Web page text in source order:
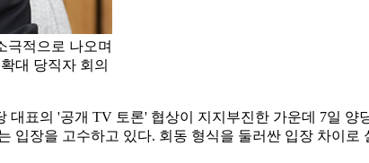
극적으로 나오며
대 당직자 회의
표의 '공개 TV 토론' 협상이 지지부진한 가운데 7일 양
입장을 고수하고 있다. 회동 형식을 둘러싼 입장 차이